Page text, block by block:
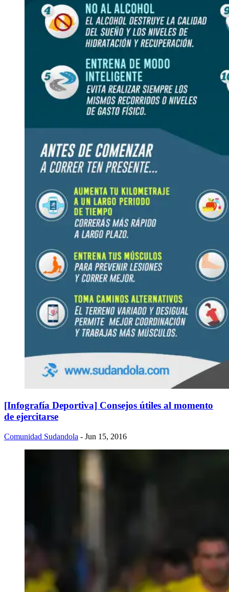
[Infografía Deportiva] Consejos útiles al momento
de ejercitarse
Comunidad Sudandola - Jun 15, 2016